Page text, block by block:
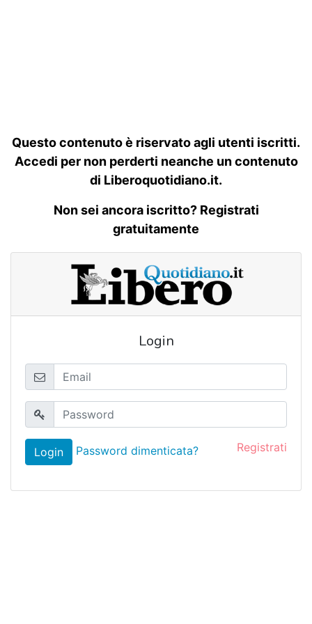
Questo contenuto è riservato agli utenti iscritti.
Accedi per non perderti neanche un contenuto
di Liberoquotidiano.it.
Non sei ancora iscritto? Registrati
gratuitamente
Login
Login Password dimenticata? Registrati